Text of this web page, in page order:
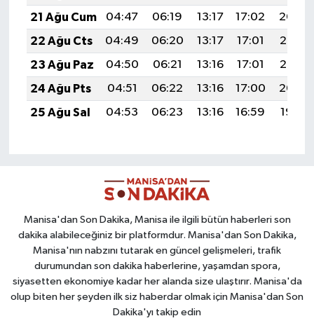
21 Ağu Cum
04:47 06:19 13:17 17:02
20:04
22 Ağu Cts
04:49 06:20 13:17 17:01
20:03
23 Ağu Paz
04:50 06:21 13:16 17:01
20:02
24 Ağu Pts
04:51 06:22 13:16 17:00
20:00
25 Ağu Sal
04:53 06:23 13:16 16:59 19:59
Manisa'dan Son Dakika, Manisa ile ilgili bütün haberleri son
dakika alabileceğiniz bir platformdur. Manisa'dan Son Dakika,
Manisa'nın nabzını tutarak en güncel gelişmeleri, trafik
durumundan son dakika haberlerine, yaşamdan spora,
siyasetten ekonomiye kadar her alanda size ulaştırır. Manisa'da
olup biten her şeyden ilk siz haberdar olmak için Manisa'dan Son
Dakika'yı takip edin